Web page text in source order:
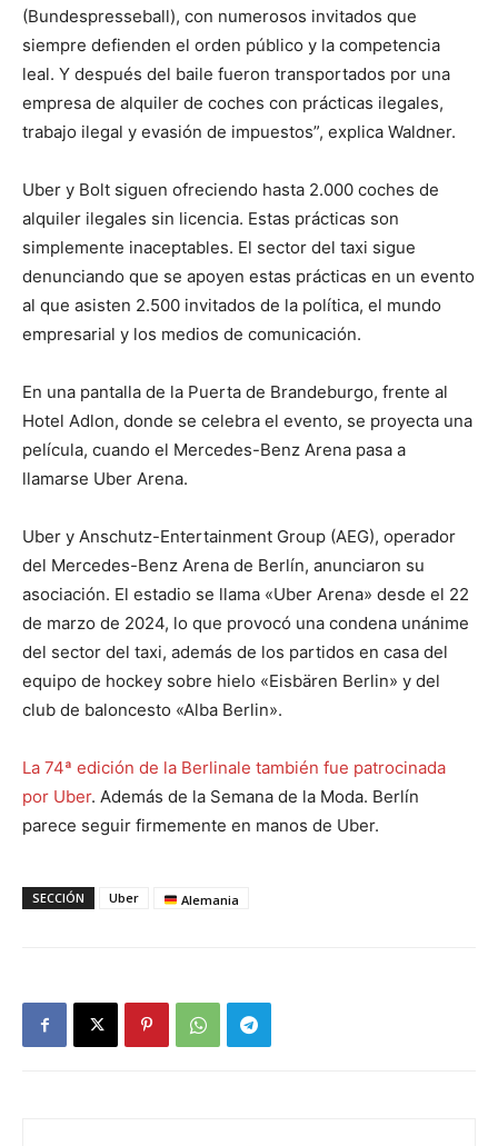
(Bundespresseball), con numerosos invitados que
siempre defienden el orden público y la competencia
leal. Y después del baile fueron transportados por una
empresa de alquiler de coches con prácticas ilegales,
trabajo ilegal y evasión de impuestos”, explica Waldner.
Uber y Bolt siguen ofreciendo hasta 2.000 coches de
alquiler ilegales sin licencia. Estas prácticas son
simplemente inaceptables. El sector del taxi sigue
denunciando que se apoyen estas prácticas en un evento
al que asisten 2.500 invitados de la política, el mundo
empresarial y los medios de comunicación.
En una pantalla de la Puerta de Brandeburgo, frente al
Hotel Adlon, donde se celebra el evento, se proyecta una
película, cuando el Mercedes-Benz Arena pasa a
llamarse Uber Arena.
Uber y Anschutz-Entertainment Group (AEG), operador
del Mercedes-Benz Arena de Berlín, anunciaron su
asociación. El estadio se llama «Uber Arena» desde el 22
de marzo de 2024, lo que provocó una condena unánime
del sector del taxi, además de los partidos en casa del
equipo de hockey sobre hielo «Eisbären Berlin» y del
club de baloncesto «Alba Berlin».
La 74ª edición de la Berlinale también fue patrocinada
por Uber. Además de la Semana de la Moda. Berlín
parece seguir firmemente en manos de Uber.
SECCIÓN Uber Alemania